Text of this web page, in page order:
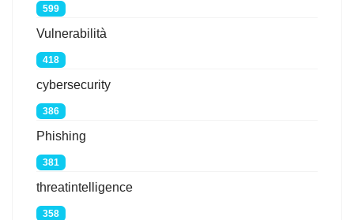
599
Vulnerabilità
418
cybersecurity
386
Phishing
381
threatintelligence
358